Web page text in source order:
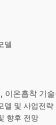
델
이온흡착 기
델 및 사업전략
향후 전망